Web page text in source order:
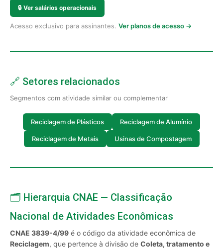
🔒 Ver salários operacionais
Acesso exclusivo para assinantes. Ver planos de acesso →
🔗 Setores relacionados
Segmentos com atividade similar ou complementar
Reciclagem de Plásticos Reciclagem de Alumínio
Reciclagem de Metais Usinas de Compostagem
🗂️ Hierarquia CNAE — Classificação
Nacional de Atividades Econômicas
CNAE 3839-4/99 é o código da atividade econômica de
Reciclagem, que pertence à divisão de Coleta, tratamento e